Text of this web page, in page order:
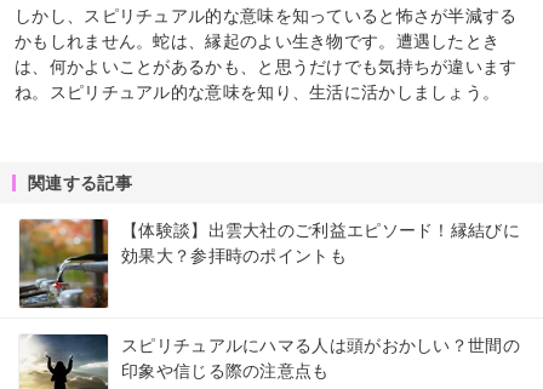
しかし、スピリチュアル的な意味を知っていると怖さが半減する
かもしれません。蛇は、縁起のよい生き物です。遭遇したとき
は、何かよいことがあるかも、と思うだけでも気持ちが違います
ね。スピリチュアル的な意味を知り、生活に活かしましょう。
関連する記事
【体験談】出雲大社のご利益エピソード！縁結びに
効果大？参拝時のポイントも
スピリチュアルにハマる人は頭がおかしい？世間の
印象や信じる際の注意点も